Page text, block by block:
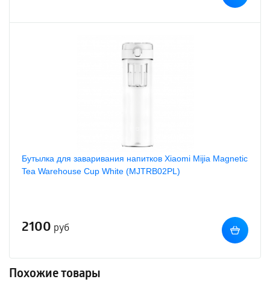
Бутылка для заваривания напитков Xiaomi Mijia Magnetic
Tea Warehouse Cup White (MJTRB02PL)
2100 руб
Похожие товары